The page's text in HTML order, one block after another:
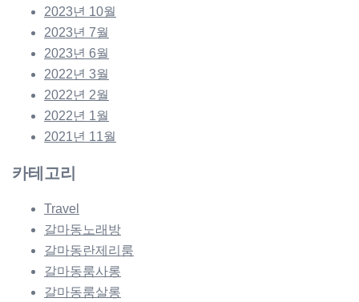
2023년 10월
2023년 7월
2023년 6월
2022년 3월
2022년 2월
2022년 1월
2021년 11월
카테고리
Travel
갈마동노래방
갈마동란제리룸
갈마동룸사롱
갈마동룸살롱